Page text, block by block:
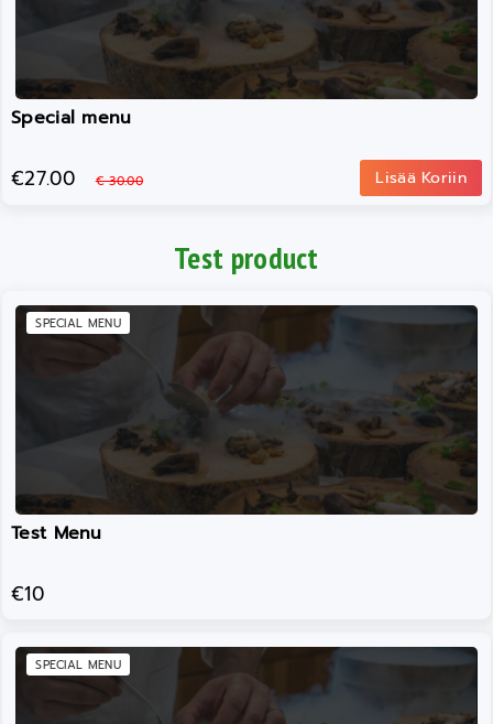
Special menu
€27.00€ 30.00 Lisää Koriin
Test product
SPECIAL MENU
Test Menu
€10
SPECIAL MENU